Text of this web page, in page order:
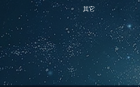
其它